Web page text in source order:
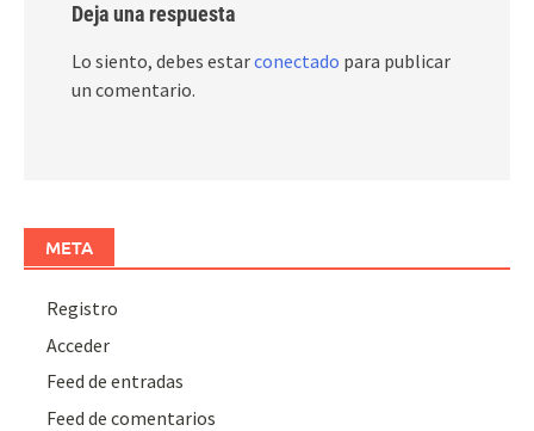
Deja una respuesta
Lo siento, debes estarconectado para publicar
un comentario.
META
Registro
Acceder
Feed de entradas
Feed de comentarios